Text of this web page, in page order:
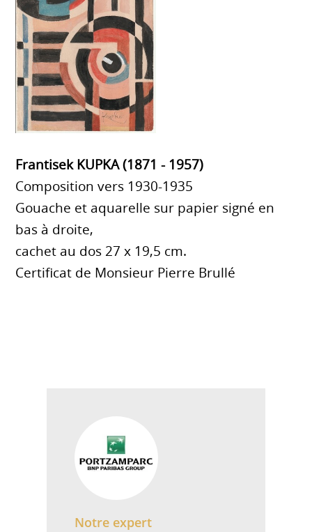
Frantisek KUPKA (1871 - 1957)
Composition vers 1930-1935
Gouache et aquarelle sur papier signé en
bas à droite,
cachet au dos 27 x 19,5 cm.
Certificat de Monsieur Pierre Brullé
Notre expert